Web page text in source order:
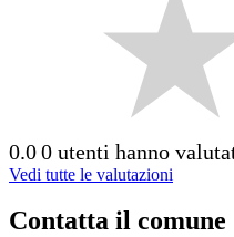
0.00 utenti hanno
Vedi tutte le valutazioni
Contatta il comune